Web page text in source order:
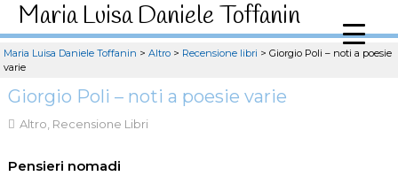
Maria Luisa Daniele Toffanin
Maria Luisa Daniele Toffanin > Altro > Recensione libri > Giorgio Poli – noti a poesie
varie
Giorgio Poli – noti a poesie varie
Altro, Recensione Libri
Pensieri nomadi